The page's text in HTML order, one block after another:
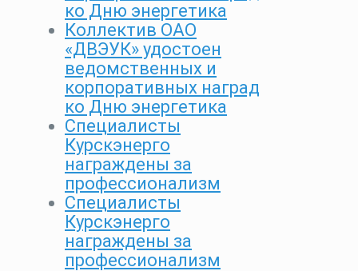
ко Дню энергетика
Коллектив ОАО
«ДВЭУК» удостоен
ведомственных и
корпоративных наград
ко Дню энергетика
Специалисты
Курскэнерго
награждены за
профессионализм
Специалисты
Курскэнерго
награждены за
профессионализм